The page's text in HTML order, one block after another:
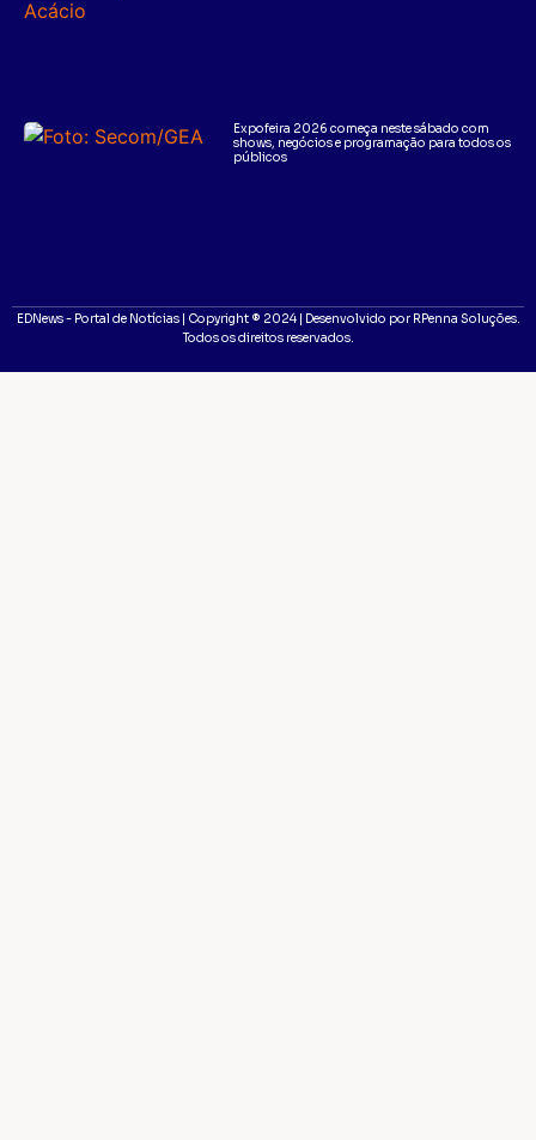
Expofeira 2026 começa neste sábado com
shows, negócios e programação para todos os
públicos
EDNews - Portal de Notícias | Copyright ® 2024 | Desenvolvido por RPenna Soluções.
Todos os direitos reservados.